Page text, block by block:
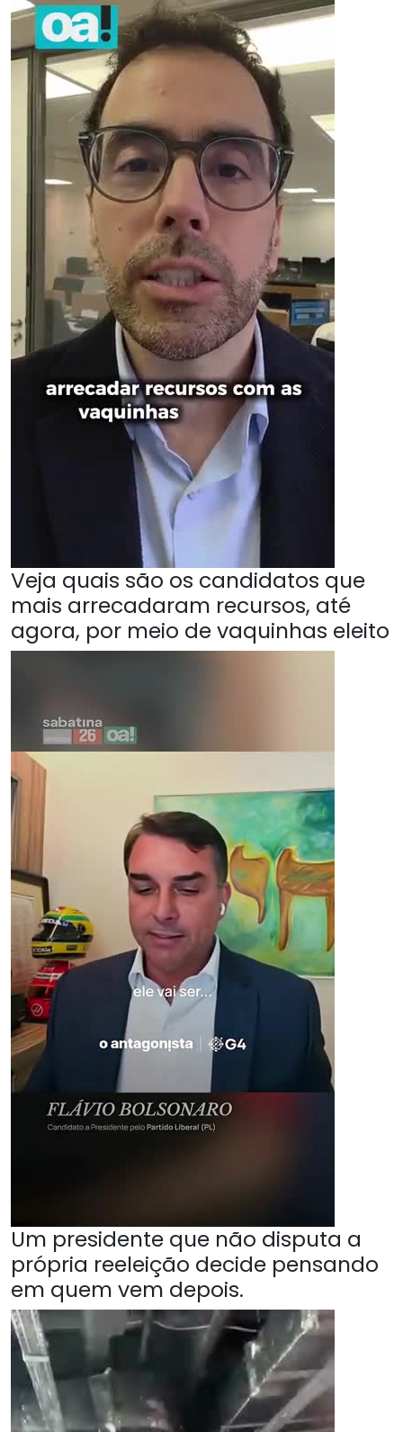
Veja quais são os candidatos que
mais arrecadaram recursos, até
agora, por meio de vaquinhas eleito
Um presidente que não disputa a
própria reeleição decide pensando
em quem vem depois.